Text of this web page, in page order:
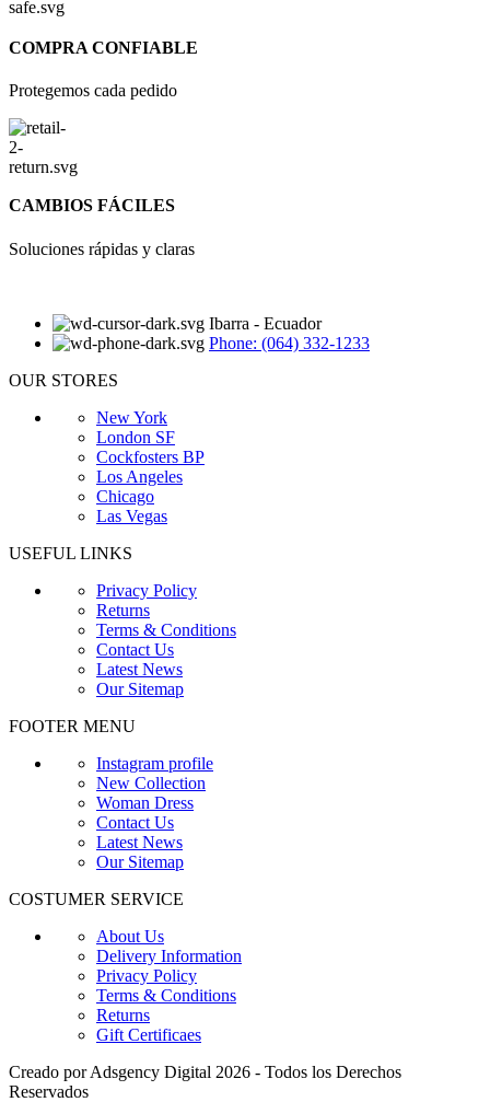
COMPRA CONFIABLE
Protegemos cada pedido
CAMBIOS FÁCILES
Soluciones rápidas y claras
Ibarra - Ecuador
Phone: (064) 332-1233
OUR STORES
New York
London SF
Cockfosters BP
Los Angeles
Chicago
Las Vegas
USEFUL LINKS
Privacy Policy
Returns
Terms & Conditions
Contact Us
Latest News
Our Sitemap
FOOTER MENU
Instagram profile
New Collection
Woman Dress
Contact Us
Latest News
Our Sitemap
COSTUMER SERVICE
About Us
Delivery Information
Privacy Policy
Terms & Conditions
Returns
Gift Certificaes
Creado por Adsgency Digital 2026 - Todos los Derechos
Reservados